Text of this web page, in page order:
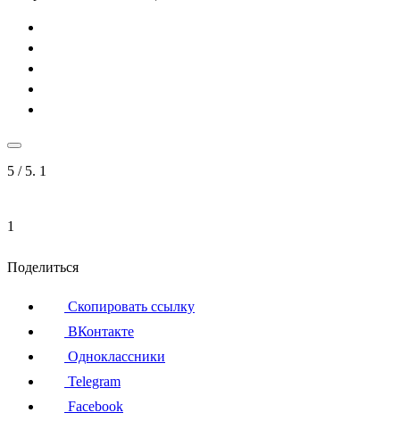
5 / 5. 1
1
Поделиться
Скопировать ссылку
ВКонтакте
Одноклассники
Telegram
Facebook